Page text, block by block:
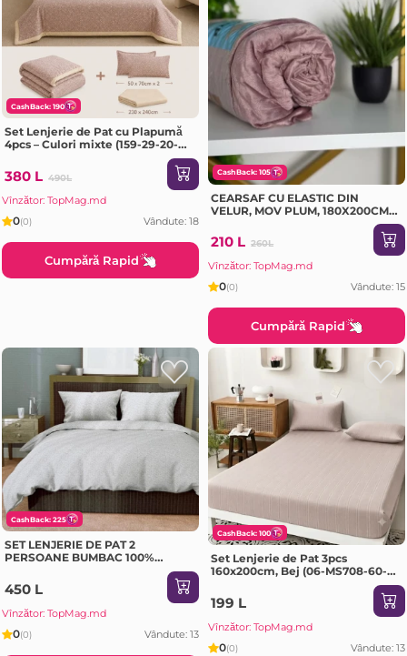
CashBack: 190
Set Lenjerie de Pat cu Plapumă
4pcs – Culori mixte (159-29-20-
380 L 490L
Vînzător: TopMag.md
0(0) Vândute: 18
Cumpără Rapid
CashBack: 105
CEARSAF CU ELASTIC DIN
VELUR, MOV PLUM, 180X200CM
210 L 260L
Vînzător: TopMag.md
0(0) Vândute: 15
Cumpără Rapid
CashBack: 225
SET LENJERIE DE PAT 2
PERSOANE BUMBAC 100%
450 L
Vînzător: TopMag.md
0(0) Vândute: 13
CashBack: 100
Set Lenjerie de Pat 3pcs
160x200cm, Bej (06-MS708-60-
199 L
Vînzător: TopMag.md
0(0) Vândute: 13